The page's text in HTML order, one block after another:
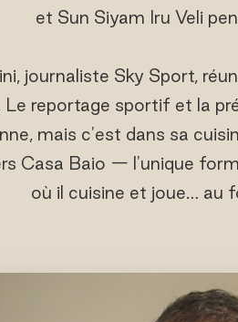
et Sun Siyam Iru Veli
journaliste Sky Sport,
Le reportage sportif et la
mais c'est dans sa
Casa Baio — l'unique
où il cuisine et joue… au